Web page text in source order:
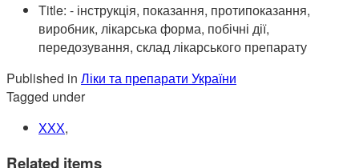
Title: - інструкція, показання, протипоказання,
виробник, лікарська форма, побічні дії,
передозування, склад лікарського препарату
Published in Ліки та препарати України
Tagged under
ХХХ,
Related items